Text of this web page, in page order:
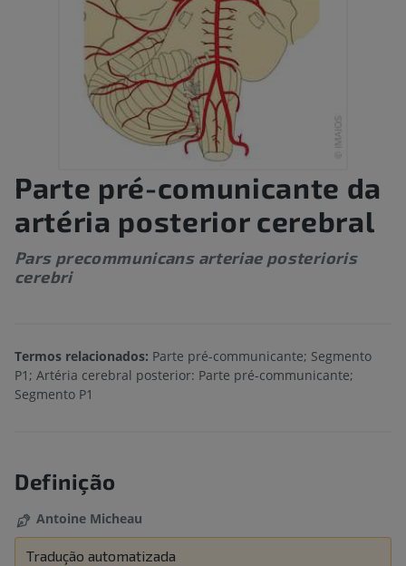
Parte pré-comunicante da
artéria posterior cerebral
Pars precommunicans arteriae posterioris
cerebri
Termos relacionados: Parte pré-communicante; Segmento
P1; Artéria cerebral posterior: Parte pré-communicante;
Segmento P1
Definição
Antoine Micheau
Tradução automatizada